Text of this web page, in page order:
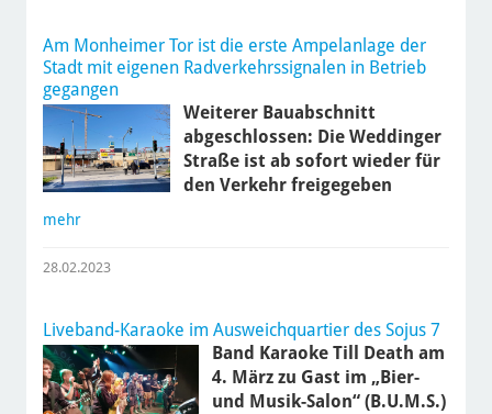
Am Monheimer Tor ist die erste Ampelanlage der
Stadt mit eigenen Radverkehrssignalen in Betrieb
gegangen
Weiterer Bauabschnitt
abgeschlossen: Die Weddinger
Straße ist ab sofort wieder für
den Verkehr freigegeben
mehr
28.02.2023
Liveband-Karaoke im Ausweichquartier des Sojus 7
Band Karaoke Till Death am
4. März zu Gast im „Bier-
und Musik-Salon“ (B.U.M.S.)